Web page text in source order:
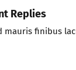
Replies
mauris finibus